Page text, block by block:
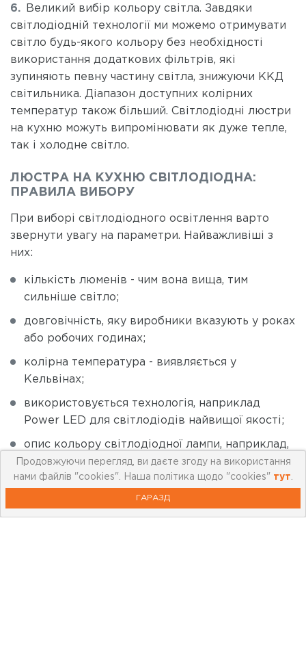
Великий вибір кольору світла. Завдяки
світлодіодній технології ми можемо отримувати
світло будь-якого кольору без необхідності
використання додаткових фільтрів, які
зупиняють певну частину світла, знижуючи ККД
світильника. Діапазон доступних колірних
температур також більший. Світлодіодні люстри
на кухню можуть випромінювати як дуже тепле,
так і холодне світло.
ЛЮСТРА НА КУХНЮ СВІТЛОДІОДНА:
ПРАВИЛА ВИБОРУ
При виборі світлодіодного освітлення варто
звернути увагу на параметри. Найважливіші з
них:
кількість люменів - чим вона вища, тим
сильніше світло;
довговічність, яку виробники вказують у роках
або робочих годинах;
колірна температура - виявляється у
Кельвінах;
використовується технологія, наприклад
Power LED для світлодіодів найвищої якості;
опис кольору світлодіодної лампи, наприклад,
«теплий білий» та «холодний білий».
ВИБІР КОЛЬОРУ СВІТЛОДІОДІВ ДЛЯ
МАЛЕНЬКОЇ ТА ВЕЛИКОЇ КУХНІ
Продовжуючи перегляд, ви даєте згоду на використання
нами файлів "cookies". Наша політика щодо "cookies" тут
ГАРАЗД